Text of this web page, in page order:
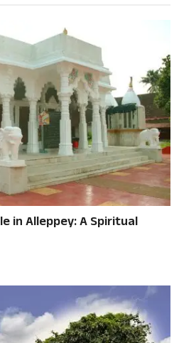
in Alleppey: A Spiritual